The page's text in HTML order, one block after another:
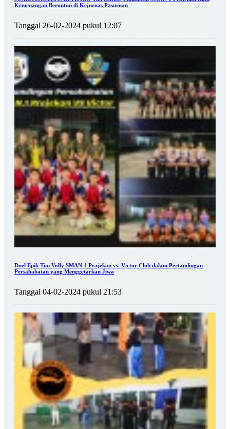
Kemenangan Beruntun di Kejurnas Pasuruan
Tanggal 26-02-2024 pukul 12:07
Duel Epik Tim Volly SMAN 1 Prajekan vs. Victor Club dalam Pertandingan
Persahabatan yang Menggetarkan Jiwa
Tanggal 04-02-2024 pukul 21:53